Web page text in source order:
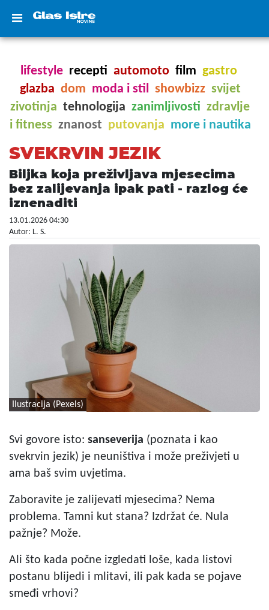
lifestyle recepti automoto film gastro
glazba dom moda i stil showbizz svijet
zivotinja tehnologija zanimljivosti zdravlje
i fitness znanost putovanja more i nautika
SVEKRVIN JEZIK
Biljka koja preživljava mjesecima
bez zalijevanja ipak pati - razlog će
iznenaditi
13.01.2026 04:30
Autor: L. S.
Ilustracija (Pexels)
Svi govore isto: sanseverija (poznata i kao
svekrvin jezik) je neuništiva i može preživjeti u
ama baš svim uvjetima.
Zaboravite je zalijevati mjesecima? Nema
problema. Tamni kut stana? Izdržat će. Nula
pažnje? Može.
Ali što kada počne izgledati loše, kada listovi
postanu blijedi i mlitavi, ili pak kada se pojave
smeđi vrhovi?